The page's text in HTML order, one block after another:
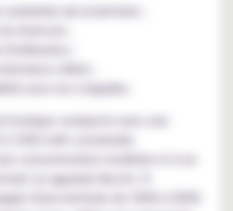
souhaitée de la batterie ;
réservoir ;
utilisé ;
avec les e-liquides.
compacte avec une
consommation modérée et à un
un appareil discret. À
d'une batterie de 3000 à 5000